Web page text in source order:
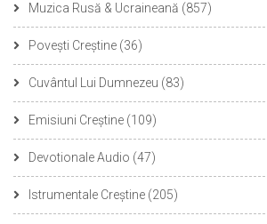
Muzica Rusă & Ucraineană (857)
Povești Creștine (36)
Cuvântul Lui Dumnezeu (83)
Emisiuni Creștine (109)
Devotionale Audio (47)
Istrumentale Creștine (205)